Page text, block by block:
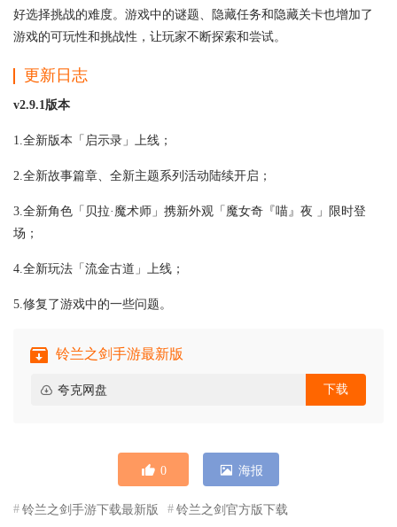
好选择挑战的难度。游戏中的谜题、隐藏任务和隐藏关卡也增加了
游戏的可玩性和挑战性，让玩家不断探索和尝试。
更新日志
v2.9.1版本
1.全新版本「启示录」上线；
2.全新故事篇章、全新主题系列活动陆续开启；
3.全新角色「贝拉·魔术师」携新外观「魔女奇『喵』夜 」限时登
场；
4.全新玩法「流金古道」上线；
5.修复了游戏中的一些问题。
铃兰之剑手游最新版
夸克网盘 下载
0 海报
铃兰之剑手游下载最新版 铃兰之剑官方版下载